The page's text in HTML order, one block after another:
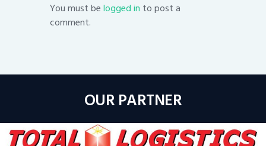
You must belogged in to post a
comment.
OUR PARTNER